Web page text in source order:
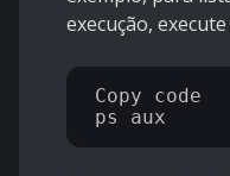
execução,
Copy code